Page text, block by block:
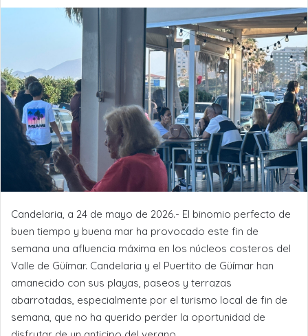
Candelaria, a 24 de mayo de 2026.- El binomio perfecto de
buen tiempo y buena mar ha provocado este fin de
semana una afluencia máxima en los núcleos costeros del
Valle de Güímar. Candelaria y el Puertito de Güímar han
amanecido con sus playas, paseos y terrazas
abarrotadas, especialmente por el turismo local de fin de
semana, que no ha querido perder la oportunidad de